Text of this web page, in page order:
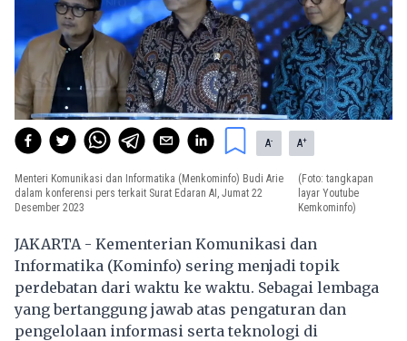
A- A+
Menteri Komunikasi dan Informatika (Menkominfo) Budi Arie
dalam konferensi pers terkait Surat Edaran AI, Jumat 22
Desember 2023
(Foto: tangkapan
layar Youtube
Kemkominfo)
JAKARTA - Kementerian Komunikasi dan
Informatika (Kominfo) sering menjadi topik
perdebatan dari waktu ke waktu. Sebagai lembaga
yang bertanggung jawab atas pengaturan dan
pengelolaan informasi serta teknologi di